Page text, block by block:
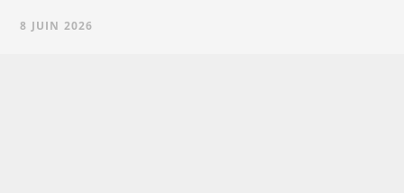
8 JUIN 2026